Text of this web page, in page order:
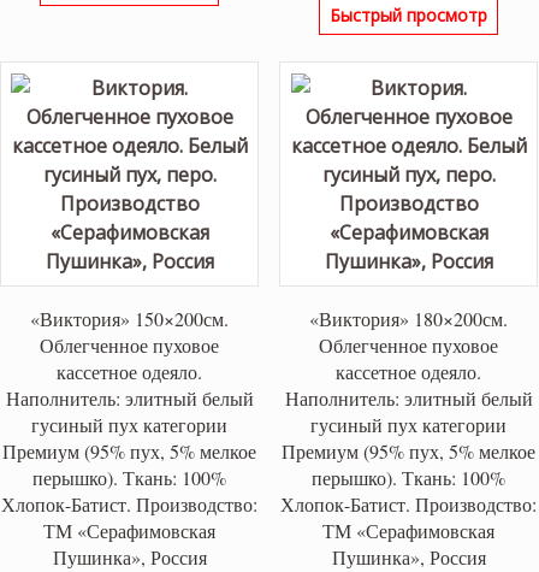
Быстрый просмотр
«Виктория» 150×200см.
Облегченное пуховое
кассетное одеяло.
Наполнитель: элитный белый
гусиный пух категории
Премиум (95% пух, 5% мелкое
перышко). Ткань: 100%
Хлопок-Батист. Производство:
ТМ «Серафимовская
Пушинка», Россия
«Виктория» 180×200см.
Облегченное пуховое
кассетное одеяло.
Наполнитель: элитный белый
гусиный пух категории
Премиум (95% пух, 5% мелкое
перышко). Ткань: 100%
Хлопок-Батист. Производство:
ТМ «Серафимовская
Пушинка», Россия